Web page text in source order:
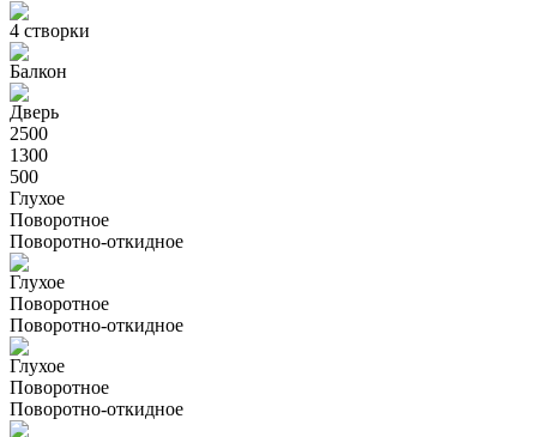
4 створки
Балкон
Дверь
2500
1300
500
Глухое
Поворотное
Поворотно-откидное
Глухое
Поворотное
Поворотно-откидное
Глухое
Поворотное
Поворотно-откидное